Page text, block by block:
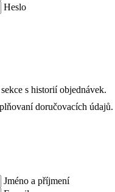
Heslo
s historií objednávek.
doručovacích údajů.
Jméno a příjmení